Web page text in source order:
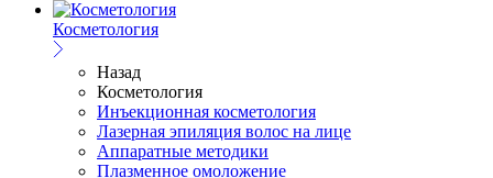
Косметология
Назад
Косметология
Инъекционная косметология
Лазерная эпиляция волос на лице
Аппаратные методики
Плазменное омоложение